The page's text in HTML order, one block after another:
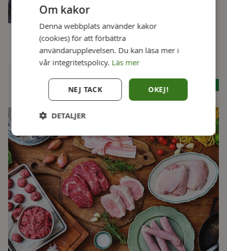
Catarinas julköttbullar
45 min
Se alla recept
Om kakor
Denna webbplats använder kakor
(cookies) för att förbättra
användarupplevelsen. Du kan läsa mer i
vår integritetspolicy. Läs mer
OKEJ!
NEJ TACK
DETALJER